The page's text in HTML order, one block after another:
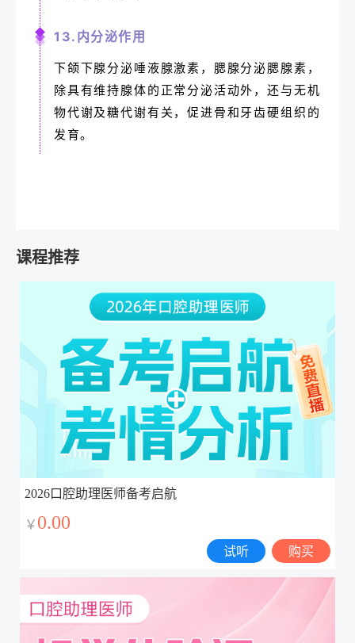
13.内分泌作用
下颌下腺分泌唾液腺激素，腮腺分泌腮腺素，
除具有维持腺体的正常分泌活动外，还与无机
物代谢及糖代谢有 关，促进骨和牙齿硬组织的
发育。
课程推荐
2026口腔助理医师备考启航
￥ 0.00
购买
试听